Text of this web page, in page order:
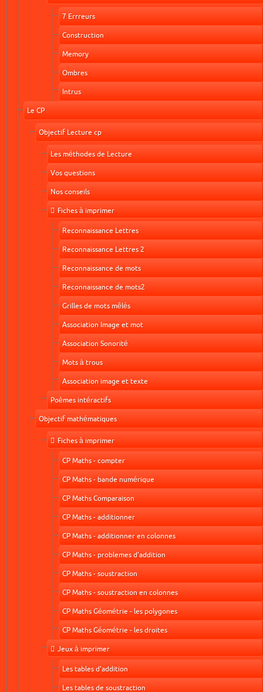
7 Errreurs
Construction
Memory
Ombres
Intrus
Le CP
Objectif Lecture cp
Les méthodes de Lecture
Vos questions
Nos conseils
Fiches à imprimer
Reconnaissance Lettres
Reconnaissance Lettres 2
Reconnaissance de mots
Reconnaissance de mots2
Grilles de mots mêlés
Association Image et mot
Association Sonorité
Mots à trous
Association image et texte
Poèmes intéractifs
Objectif mathématiques
Fiches à imprimer
CP Maths - compter
CP Maths - bande numérique
CP Maths Comparaison
CP Maths - additionner
CP Maths - additionner en colonnes
CP Maths - problemes d'addition
CP Maths - soustraction
CP Maths - soustraction en colonnes
CP Maths Géométrie - les polygones
CP Maths Géométrie - les droites
Jeux à imprimer
Les tables d'addition
Les tables de soustraction